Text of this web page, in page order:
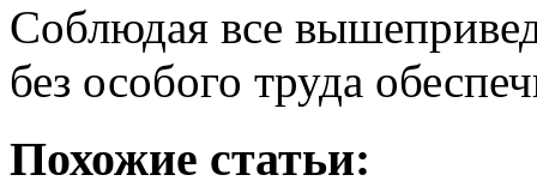
Соблюдая все
без особого труда
Похожие статьи: